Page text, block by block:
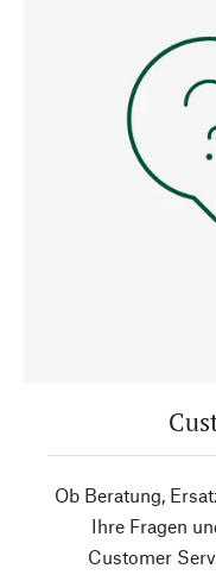
Ob Beratung,
Ihre Fragen
Customer